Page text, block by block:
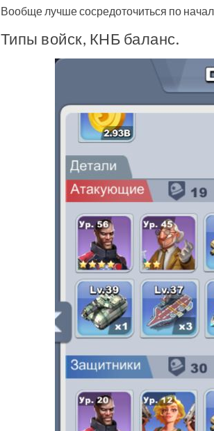
Вообще лучше сосредоточиться по
Типы войск, КНБ баланс.